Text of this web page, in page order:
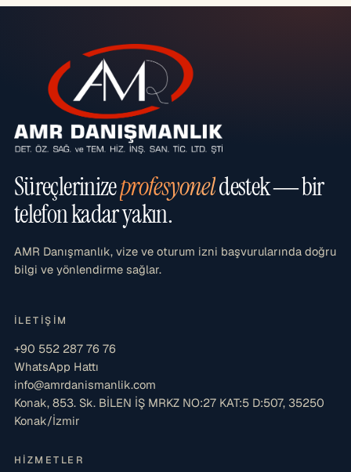
Süreçlerinizeprofesyoneldestek — bir
telefon kadar yakın.
AMR Danışmanlık, vize ve oturum izni başvurularında doğru
bilgi ve yönlendirme sağlar.
İLETIŞIM
+90 552 287 76 76
WhatsApp Hattı
info@amrdanismanlik.com
Konak, 853. Sk. BİLEN İŞ MRKZ NO:27 KAT:5 D:507, 35250
Konak/İzmir
HIZMETLER